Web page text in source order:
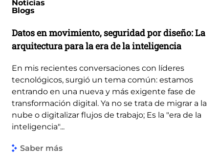
Noticias
Blogs
Datos en movimiento, seguridad por diseño: La
arquitectura para la era de la inteligencia
En mis recientes conversaciones con líderes
tecnológicos, surgió un tema común: estamos
entrando en una nueva y más exigente fase de
transformación digital. Ya no se trata de migrar a la
nube o digitalizar flujos de trabajo; Es la "era de la
inteligencia"...
Saber más